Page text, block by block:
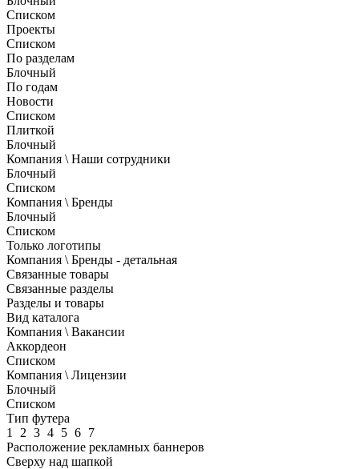
Списком
Проекты
Списком
По разделам
Блочный
По годам
Новости
Списком
Плиткой
Блочный
Компания \ Наши сотрудники
Блочный
Списком
Компания \ Бренды
Блочный
Списком
Только логотипы
Компания \ Бренды - детальная
Связанные товары
Связанные разделы
Разделы и товары
Вид каталога
Компания \ Вакансии
Аккордеон
Списком
Компания \ Лицензии
Блочный
Списком
Тип футера
1
2 3 4 5 6 7
Расположение рекламных баннеров
Сверху над шапкой